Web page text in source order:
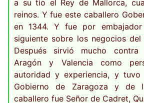
a su tío el Rey de Mallorca,
reinos. Y fue este caballero
en 1344. Y fue por
siguiente sobre los negocios del
Después sirvió mucho
Aragón y Valencia como
autoridad y experiencia, y tuvo
Gobierno de Zaragoza y de
caballero fue Señor de Cadret,